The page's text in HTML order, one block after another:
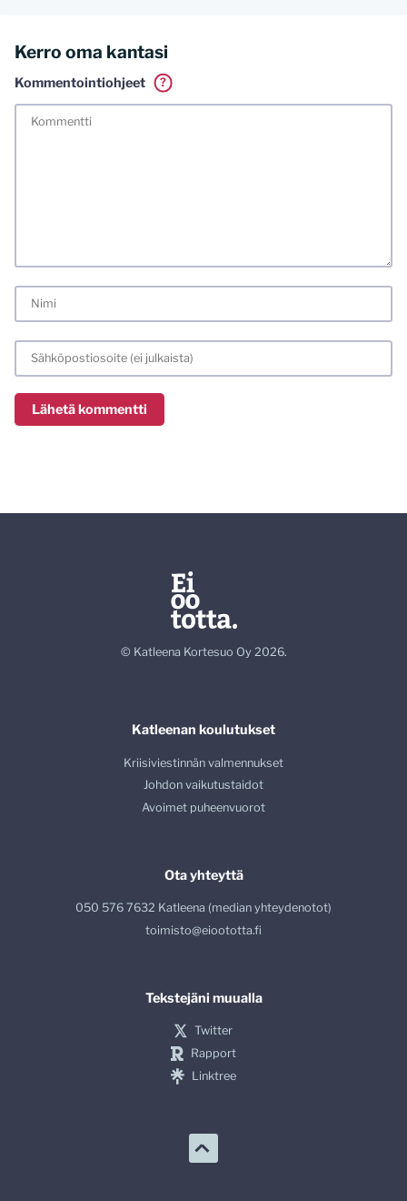
Kerro oma kantasi
Kommentointiohjeet
?
Tässä blogissa saa kommentoida omalla nimellä tai minun
meiliosoitteen. Minua ja mielipiteitäni saa ilman muuta
© Katleena Kortesuo Oy 2026.
Katleenan koulutukset
Kriisiviestinnän valmennukset
Johdon vaikutustaidot
Avoimet puheenvuorot
Ota yhteyttä
050 576 7632 Katleena (median yhteydenotot)
toimisto@eioototta.fi
Tekstejäni muualla
Twitter
Rapport
Linktree